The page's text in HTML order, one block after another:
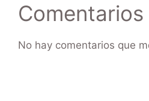
No hay comentarios que